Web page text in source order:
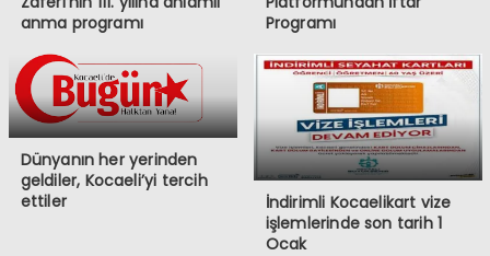
anma programı
Programı
Dünyanın her yerinden
geldiler, Kocaeli’yi tercih
ettiler
İndirimli Kocaelikart vize
işlemlerinde son tarih 1
Ocak